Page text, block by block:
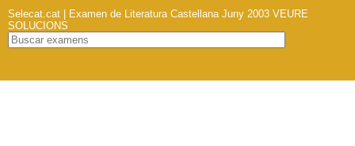
Selecat.cat | Examen de Literatura Castellana Juny 2003 VEURE
SOLUCIONS